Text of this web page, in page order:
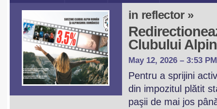
in reflector »
Clubului
May 12, 2026 – 3:53 PM
Pentru a sprijini
din impozitul plătit
paşii de mai jos